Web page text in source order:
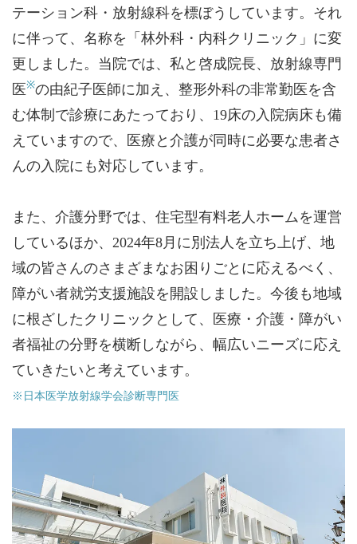
テーション科・放射線科を標ぼうしています。それ
に伴って、名称を「林外科・内科クリニック」に変
更しました。当院では、私と啓成院長、放射線専門
医※の由紀子医師に加え、整形外科の非常勤医を含
む体制で診療にあたっており、19床の入院病床も備
えていますので、医療と介護が同時に必要な患者さ
んの入院にも対応しています。
また、介護分野では、住宅型有料老人ホームを運営
しているほか、2024年8月に別法人を立ち上げ、地
域の皆さんのさまざまなお困りごとに応えるべく、
障がい者就労支援施設を開設しました。今後も地域
に根ざしたクリニックとして、医療・介護・障がい
者福祉の分野を横断しながら、幅広いニーズに応え
ていきたいと考えています。
※日本医学放射線学会診断専門医